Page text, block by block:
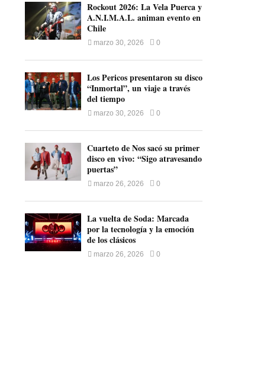
Rockout 2026: La Vela Puerca y
A.N.I.M.A.L. animan evento en
Chile
marzo 30, 2026 0
Los Pericos presentaron su disco
“Inmortal”, un viaje a través
del tiempo
marzo 30, 2026 0
Cuarteto de Nos sacó su primer
disco en vivo: “Sigo atravesando
puertas”
marzo 26, 2026 0
La vuelta de Soda: Marcada
por la tecnología y la emoción
de los clásicos
marzo 26, 2026 0